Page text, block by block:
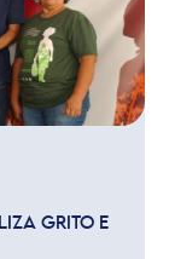
GRITO E